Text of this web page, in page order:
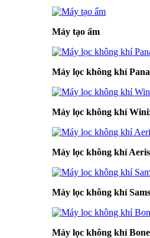
Máy tạo ẩm
Máy lọc không khí
Máy lọc không khí
Máy lọc không khí Aeris
Máy lọc không khí
Máy lọc không khí